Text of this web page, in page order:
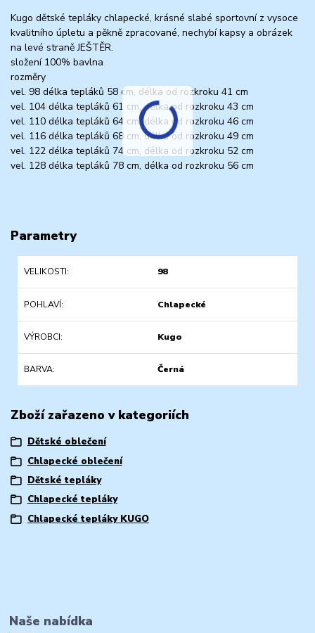
Kugo dětské tepláky chlapecké, krásné slabé sportovní z vysoce
kvalitního úpletu a pěkně zpracované, nechybí kapsy a obrázek
na levé straně JEŠTĚR.
složení 100% bavlna
rozměry
vel. 98 délka tepláků 58 cm, délka od rozkroku 41 cm
vel. 104 délka tepláků 61 cm, délka od rozkroku 43 cm
vel. 110 délka tepláků 64 cm, délka od rozkroku 46 cm
vel. 116 délka tepláků 68 cm, délka od rozkroku 49 cm
vel. 122 délka tepláků 74 cm, délka od rozkroku 52 cm
vel. 128 délka tepláků 78 cm, délka od rozkroku 56 cm
Parametry
VELIKOSTI 98
POHLAVÍ Chlapecké
VÝROBCI Kugo
BARVA Černá
Zboží zařazeno v kategoriích
Dětské oblečení
Chlapecké oblečení
Dětské tepláky
Chlapecké tepláky
Chlapecké tepláky KUGO
Naše nabídka